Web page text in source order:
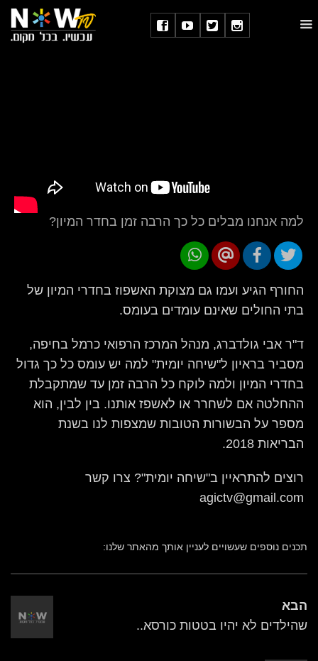
למה אנחנו מבלים כל כך הרבה זמן בחדר המיון?
החורף הגיע ועמו גם מצוקת האשפוז בחדרי המיון של
בתי החולים שאינם עומדים בעומס.
ד"ר אבי גולדברג, מנהל המרכז הרפואי כרמל בחיפה,
מסביר בראיון ל"שיחה יומית" למה יש עומס כל כך גדול
בחדרי המיון ולמה לוקח כל הרבה זמן עד שמתקבלת
ההחלטה אם לשחרר או לאשפז אותנו. בין לבין, הוא
מספר על הבשורות הטובות שמצפות לנו בשנת
הבריאות 2018.
רוצים להתראיין ב"שיחה יומית"? צרו קשר
agictv@gmail.com
תכנים נוספים שעשויים לעניין אותך מהאתר שלנו:
הבא
שהילדים לא יהיו בטטות כורסא..